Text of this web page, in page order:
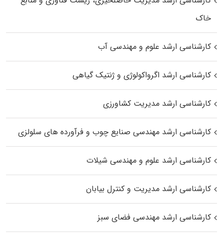
خاک
کارشناسی ارشد علوم و مهندسی آب
کارشناسی ارشد اگرواکولوژی و ژنتیک گیاهی
کارشناسی ارشد مدیریت کشاورزی
کارشناسی ارشد مهندسی صنایع چوب و فرآورده‌ های سلولزی
کارشناسی ارشد علوم و مهندسی شیلات
کارشناسی ارشد مدیریت و کنترل بیابان
کارشناسی ارشد مهندسی فضای سبز